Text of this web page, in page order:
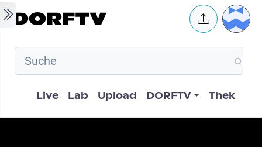
Skip to main content User
Hauptnavigation
Live Lab Upload DORFTV Thek